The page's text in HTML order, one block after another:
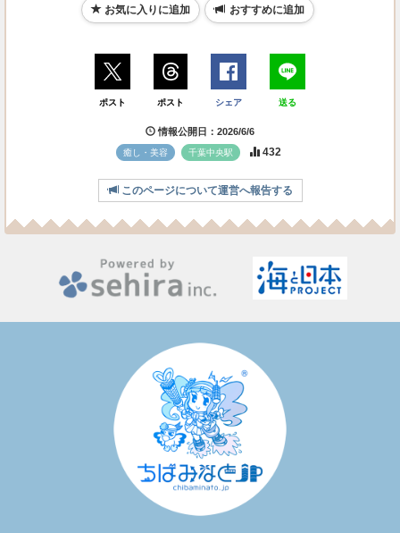
お気に入りに追加 おすすめに追加
ポスト ポスト シェア 送る
情報公開日：2026/6/6
癒し・美容 千葉中央駅 432
このページについて運営へ報告する